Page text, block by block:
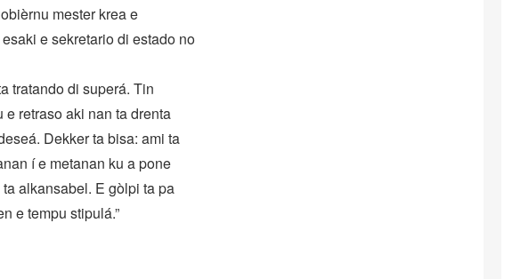
mester krea e
e sekretario di estado no
tratando di superá. Tin
retraso aki nan ta drenta
Dekker ta bisa: ami ta
í e metanan ku a pone
alkansabel. E gòlpi ta pa
e tempu stipulá.”